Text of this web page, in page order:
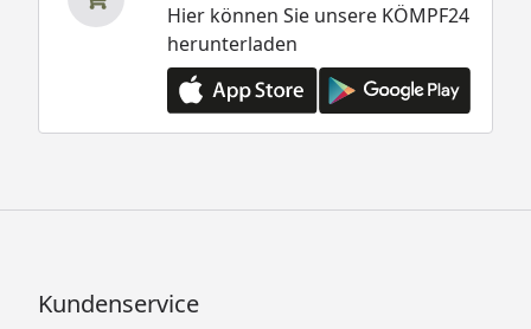
Hier können Sie unsere KÖMPF24
herunterladen
Kundenservice